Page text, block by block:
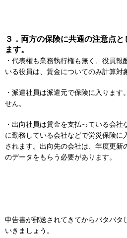
３．両方の保険に共通の注意点
ます。
・代表権も業務執行権も無く、役員
いる役員は、賃金についてのみ計算対
・派遣社員は派遣元で保険に入ります
せん。
・出向社員は賃金を支払っている会
に勤務している会社などで労災保険に
されます。出向先の会社は、年度更新
のデータをもらう必要があります。
申告書が郵送されてきてからバタバタ
いきましょう。